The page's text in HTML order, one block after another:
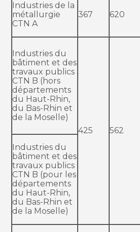
Industries de la
métallurgie
CTN A
367 620
Industries du
bâtiment et des
travaux publics
CTN B (hors
départements
du Haut-Rhin,
du Bas-Rhin et
de la Moselle)
425
562
Industries du
bâtiment et des
travaux publics
CTN B (pour les
départements
du Haut-Rhin,
du Bas-Rhin et
de la Moselle)